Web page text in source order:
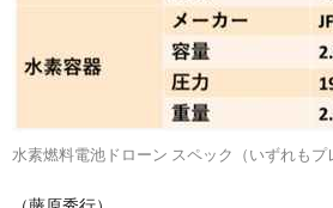
水素燃料電池ドローン スペック（いずれもプ